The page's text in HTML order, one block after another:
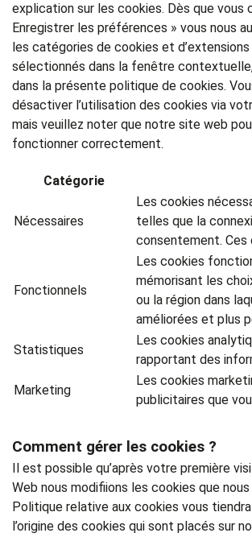
explication sur les cookies. Dès que vous
Enregistrer les préférences » vous nous
les catégories de cookies et d’extensions
sélectionnés dans la fenêtre
dans la présente politique de cookies.
désactiver l’utilisation des cookies via
mais veuillez noter que notre site web
fonctionner correctement.
Catégorie
Nécessaires
Les cookies
telles que la
consentement. Ces
Fonctionnels
Les cookies
mémorisant les
ou la région dans
améliorées et plus
Statistiques
Les cookies
rapportant des
Marketing
Les cookies
publicitaires que
Comment gérer les cookies ?
Il est possible qu’après votre première
Web nous modifiions les cookies que
Politique relative aux cookies vous
l’origine des cookies qui sont placés sur